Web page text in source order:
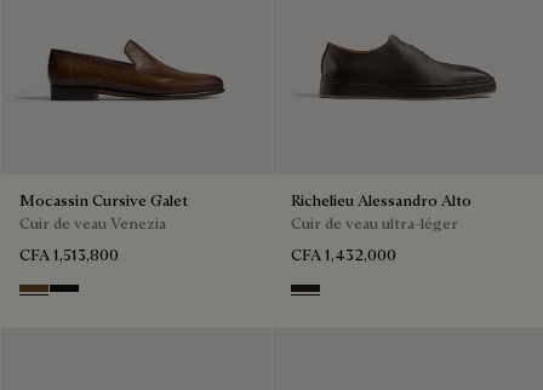
Mocassin Cursive Galet
Cuir de veau Venezia
CFA 1,513,800
TOBACCO BIS
NERO GRIGIO
Richelieu Alessandro Alto
Cuir de veau ultra-léger
CFA 1,432,000
Brown